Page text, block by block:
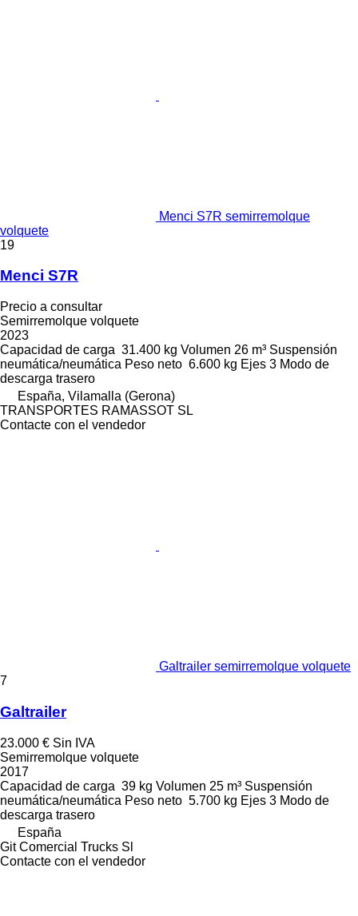
Menci S7R semirremolque
volquete
19
Menci S7R
Precio a consultar
Semirremolque volquete
2023
Capacidad de carga 31.400 kg Volumen 26 m³ Suspensión
neumática/neumática Peso neto 6.600 kg Ejes 3 Modo de
descarga trasero
España, Vilamalla (Gerona)
TRANSPORTES RAMASSOT SL
Contacte con el vendedor
Galtrailer semirremolque volquete
7
Galtrailer
23.000 € Sin IVA
Semirremolque volquete
2017
Capacidad de carga 39 kg Volumen 25 m³ Suspensión
neumática/neumática Peso neto 5.700 kg Ejes 3 Modo de
descarga trasero
España
Git Comercial Trucks Sl
Contacte con el vendedor